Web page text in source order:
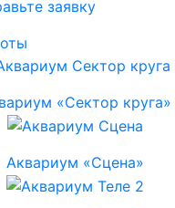
заявку
«Сектор круга»
Аквариум «Сцена»